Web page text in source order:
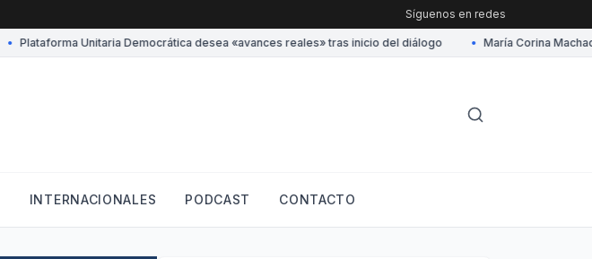
Síguenos en redes
Plataforma Unitaria Democrática desea «avances reales» tras inicio del diálogo María Corina Machado
INTERNACIONALES PODCAST CONTACTO